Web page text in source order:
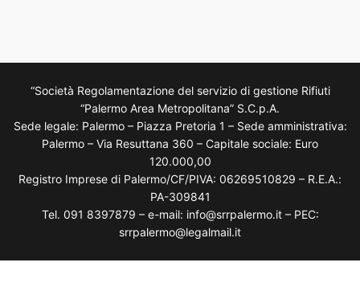
“Società Regolamentazione del servizio di gestione Rifiuti
“Palermo Area Metropolitana” S.C.p.A.
Sede legale: Palermo – Piazza Pretoria 1 – Sede amministrativa:
Palermo – Via Resuttana 360 – Capitale sociale: Euro
120.000,00
Registro Imprese di Palermo/CF/PIVA: 06269510829 – R.E.A.:
PA-309841
Tel. 091 8397879 – e-mail: info@srrpalermo.it – PEC:
srrpalermo@legalmail.it